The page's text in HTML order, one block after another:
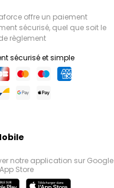
offre un paiement
sécurisé, quel que soit le
règlement
sécurisé et simple
notre application sur Google
Store